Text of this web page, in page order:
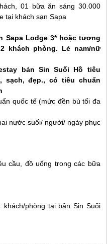
01 bữa ăn sáng 30.000
tại khách sạnSapa
SapaLodge 3*hoặc tương
khách phòng. Lẻ nam/nữ
stay bản Sin Suối Hồ tiêu
sạch, đẹp., có tiêu chuẩn
quốc tế (mức đền bù tối đa
nước suối/ người/ ngày phục
cầu, đồ uống trong các bữa
phòng tại bản Sin Suối